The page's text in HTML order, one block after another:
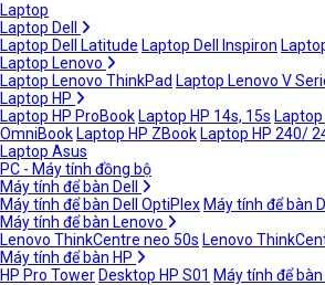
Laptop
Laptop Dell
Laptop Dell Latitude Laptop Dell Inspiron
Laptop Lenovo
Laptop Lenovo ThinkPad Laptop Lenovo V
Laptop HP
Laptop HP ProBook Laptop HP 14s, 15s
OmniBook Laptop HP ZBook Laptop HP 240/
Laptop Asus
PC - Máy tính đồng bộ
Máy tính để bàn Dell
Máy tính để bàn Dell OptiPlex Máy tính để bàn
Máy tính để bàn Lenovo
Lenovo ThinkCentre neo 50s Lenovo
Máy tính để bàn HP
HP Pro Tower Desktop HP S01 Máy tính để